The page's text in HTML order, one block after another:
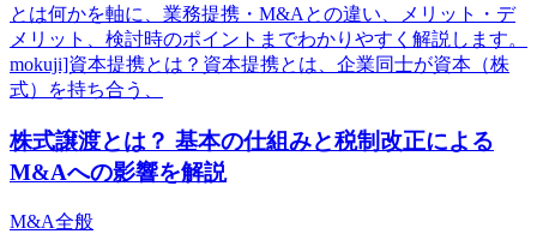
とは何かを軸に、業務提携・M&Aとの違い、メリット・デ
メリット、検討時のポイントまでわかりやすく解説します。
mokuji]資本提携とは？資本提携とは、企業同士が資本（株
式）を持ち合う、
株式譲渡とは？ 基本の仕組みと税制改正による
M&Aへの影響を解説
M&A全般